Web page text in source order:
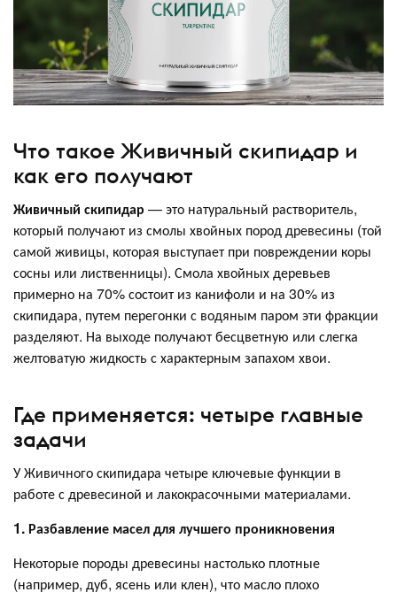
Что такое Живичный скипидар и
как его получают
Живичный скипидар — это натуральный растворитель,
который получают из смолы хвойных пород древесины (той
самой живицы, которая выступает при повреждении коры
сосны или лиственницы). Смола хвойных деревьев
примерно на 70% состоит из канифоли и на 30% из
скипидара, путем перегонки с водяным паром эти фракции
разделяют. На выходе получают бесцветную или слегка
желтоватую жидкость с характерным запахом хвои.
Где применяется: четыре главные
задачи
У Живичного скипидара четыре ключевые функции в
работе с древесиной и лакокрасочными материалами.
1. Разбавление масел для лучшего проникновения
Некоторые породы древесины настолько плотные
(например, дуб, ясень или клен), что масло плохо